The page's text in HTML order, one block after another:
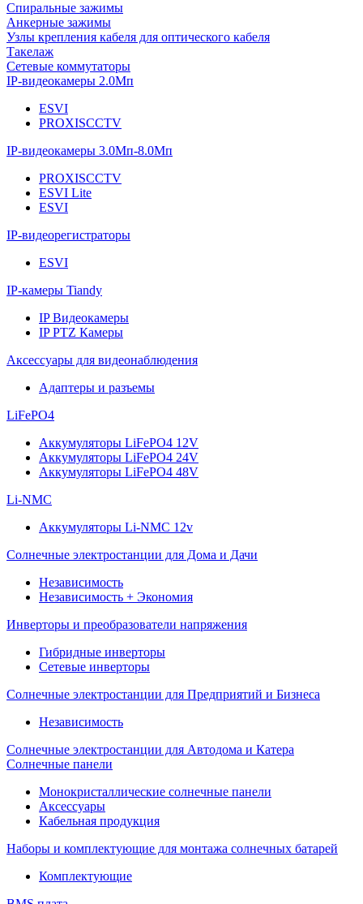
Спиральные зажимы
Анкерные зажимы
Узлы крепления кабеля для оптического кабеля
Такелаж
Сетевые коммутаторы
IP-видеокамеры 2.0Мп
ESVI
PROXISCCTV
IP-видеокамеры 3.0Мп-8.0Мп
PROXISCCTV
ESVI Lite
ESVI
IP-видеорегистраторы
ESVI
IP-камеры Tiandy
IP Видеокамеры
IP PTZ Камеры
Аксессуары для видеонаблюдения
Адаптеры и разъемы
LiFePO4
Аккумуляторы LiFePO4 12V
Аккумуляторы LiFePO4 24V
Аккумуляторы LiFePO4 48V
Li-NMC
Аккумуляторы Li-NMC 12v
Солнечные электростанции для Дома и Дачи
Независимость
Независимость + Экономия
Инверторы и преобразователи напряжения
Гибридные инверторы
Сетевые инверторы
Солнечные электростанции для Предприятий и Бизнеса
Независимость
Солнечные электростанции для Автодома и Катера
Солнечные панели
Монокристаллические солнечные панели
Аксессуары
Кабельная продукция
Наборы и комплектующие для монтажа солнечных батарей
Комплектующие